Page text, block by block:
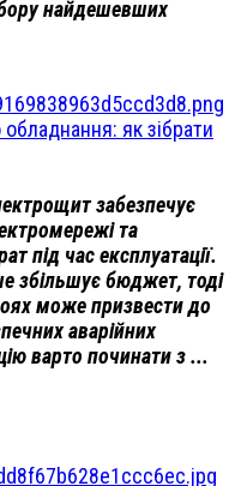
найдешевших
як зібрати
забезпечує
та
під час експлуатації.
збільшує бюджет, тоді
може призвести до
аварійних
варто починати з ...